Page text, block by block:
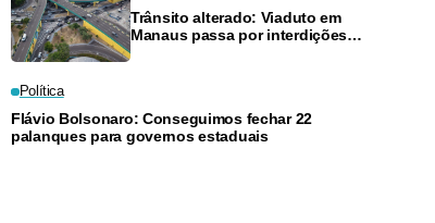
Trânsito alterado: Viaduto em
Manaus passa por interdições
Política
Flávio Bolsonaro: Conseguimos fechar 22
palanques para governos estaduais